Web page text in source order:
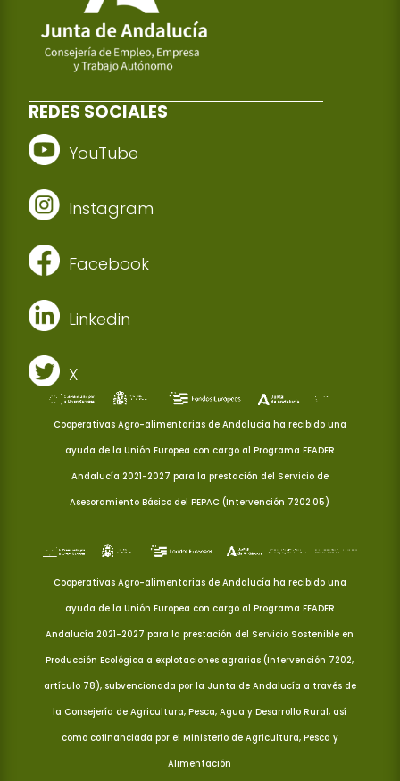
REDES SOCIALES
YouTube
Instagram
Facebook
Linkedin
X
Cooperativas Agro-alimentarias de Andalucía ha recibido una
ayuda de la Unión Europea con cargo al Programa FEADER
Andalucía 2021-2027 para la prestación del Servicio de
Asesoramiento Básico del PEPAC (Intervención 7202.05)
Cooperativas Agro-alimentarias de Andalucía ha recibido una
ayuda de la Unión Europea con cargo al Programa FEADER
Andalucía 2021-2027 para la prestación del Servicio Sostenible en
Producción Ecológica a explotaciones agrarias (Intervención 7202,
artículo 78), subvencionada por la Junta de Andalucía a través de
la Consejería de Agricultura, Pesca, Agua y Desarrollo Rural, así
como cofinanciada por el Ministerio de Agricultura, Pesca y
Alimentación